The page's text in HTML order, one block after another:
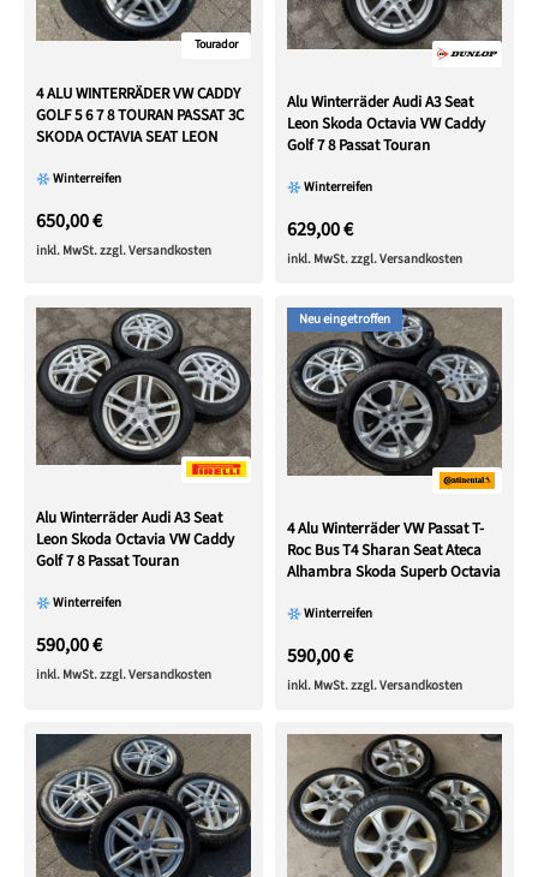
Tourador
4 ALU WINTERRÄDER VW CADDY
GOLF 5 6 7 8 TOURAN PASSAT 3C
SKODA OCTAVIA SEAT LEON
Winterreifen
650,00 €
inkl. MwSt. zzgl. Versandkosten
Alu Winterräder Audi A3 Seat
Leon Skoda Octavia VW Caddy
Golf 7 8 Passat Touran
Winterreifen
629,00 €
inkl. MwSt. zzgl. Versandkosten
Alu Winterräder Audi A3 Seat
Leon Skoda Octavia VW Caddy
Golf 7 8 Passat Touran
Winterreifen
590,00 €
inkl. MwSt. zzgl. Versandkosten
Neu eingetroffen
4 Alu Winterräder VW Passat T-
Roc Bus T4 Sharan Seat Ateca
Alhambra Skoda Superb Octavia
Winterreifen
590,00 €
inkl. MwSt. zzgl. Versandkosten